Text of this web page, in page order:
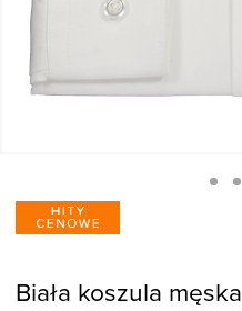
Biała koszula męska